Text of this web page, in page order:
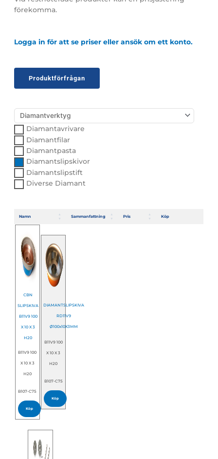
förekomma.
Logga in för att se priser eller ansök om ett konto.
Produktförfrågan
Diamantavrivare
Diamantfilar
Diamantpasta
Diamantslipskivor
Diamantslipstift
Diverse Diamant
Namn Sammanfattning Pris Köp
CBN
SLIPSKIVA
B11V9 100
X 10 X 3
H20
B11V9 100
X 10 X 3
H20
B107-C75
Köp
DIAMANTSLIPSKIVA
RD11V9
Ø100x10X3MM
B11V9 100
X 10 X 3
H20
B107-C75
Köp